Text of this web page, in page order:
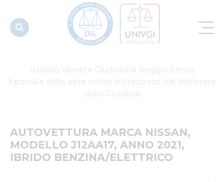
IBRIDO
BENZINA/ELETTRICO
AUTOVETTURA MARCA NISSAN,
MODELLO J12AA17, ANNO 2021,
IBRIDO BENZINA/ELETTRICO